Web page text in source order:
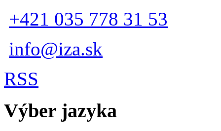
+421 035 778 31 53
info@iza.sk
RSS
Výber jazyka